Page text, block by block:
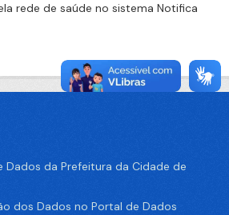
rede de saúde no sistema Notifica
Dados da Prefeitura da Cidade de
dos Dados no Portal de Dados